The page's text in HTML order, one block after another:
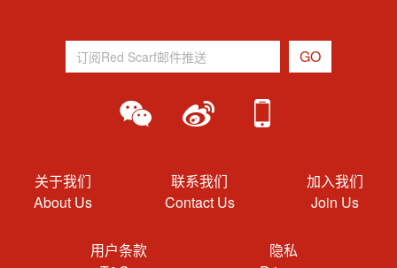
关于我们
About Us
联系我们
Contact Us
加入我们
Join Us
用户条款
隐私